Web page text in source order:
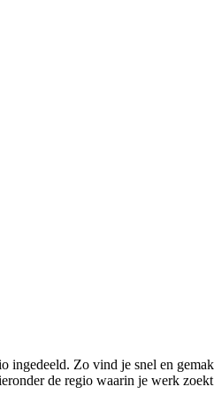
ingedeeld. Zo vind je snel en
de regio waarin je werk